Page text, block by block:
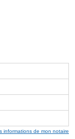
informations de mon notaire